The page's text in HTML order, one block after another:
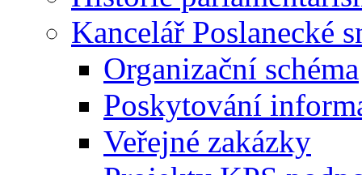
Kancelář Poslanecké
Organizační schéma
Poskytování
Veřejné zakázky